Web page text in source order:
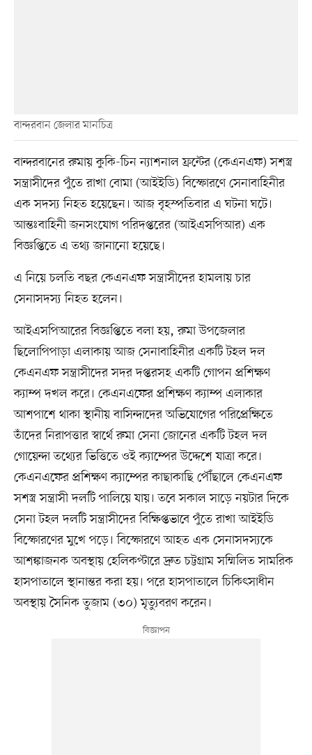
বান্দরবান জেলার মানচিত্র
বান্দরবানের রুমায় কুকি-চিন ন্যাশনাল ফ্রন্টের (কেএনএফ) সশস্ত্র
সন্ত্রাসীদের পুঁতে রাখা বোমা (আইইডি) বিস্ফোরণে সেনাবাহিনীর
এক সদস্য নিহত হয়েছেন। আজ বৃহস্পতিবার এ ঘটনা ঘটে।
আন্তঃবাহিনী জনসংযোগ পরিদপ্তরের (আইএসপিআর) এক
বিজ্ঞপ্তিতে এ তথ্য জানানো হয়েছে।
এ নিয়ে চলতি বছর কেএনএফ সন্ত্রাসীদের হামলায় চার
সেনাসদস্য নিহত হলেন।
আইএসপিআরের বিজ্ঞপ্তিতে বলা হয়, রুমা উপজেলার
ছিলোপিপাড়া এলাকায় আজ সেনাবাহিনীর একটি টহল দল
কেএনএফ সন্ত্রাসীদের সদর দপ্তরসহ একটি গোপন প্রশিক্ষণ
ক্যাম্প দখল করে। কেএনএফের প্রশিক্ষণ ক্যাম্প এলাকার
আশপাশে থাকা স্থানীয় বাসিন্দাদের অভিযোগের পরিপ্রেক্ষিতে
তাঁদের নিরাপত্তার স্বার্থে রুমা সেনা জোনের একটি টহল দল
গোয়েন্দা তথ্যের ভিত্তিতে ওই ক্যাম্পের উদ্দেশে যাত্রা করে।
কেএনএফের প্রশিক্ষণ ক্যাম্পের কাছাকাছি পৌঁছালে কেএনএফ
সশস্ত্র সন্ত্রাসী দলটি পালিয়ে যায়। তবে সকাল সাড়ে নয়টার দিকে
সেনা টহল দলটি সন্ত্রাসীদের বিক্ষিপ্তভাবে পুঁতে রাখা আইইডি
বিস্ফোরণের মুখে পড়ে। বিস্ফোরণে আহত এক সেনাসদস্যকে
আশঙ্কাজনক অবস্থায় হেলিকপ্টারে দ্রুত চট্টগ্রাম সম্মিলিত সামরিক
হাসপাতালে স্থানান্তর করা হয়। পরে হাসপাতালে চিকিৎসাধীন
অবস্থায় সৈনিক তুজাম (৩০) মৃত্যুবরণ করেন।